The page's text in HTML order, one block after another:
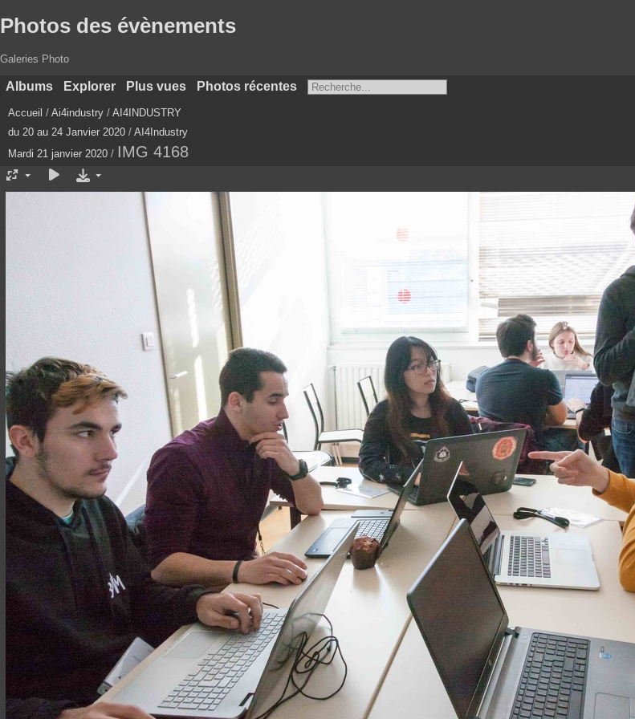
Photos des évènements
Galeries Photo
Albums Explorer Plus vues Photos récentes
Accueil / Ai4industry / AI4INDUSTRY
du 20 au 24 Janvier 2020 / AI4Industry
Mardi 21 janvier 2020 / IMG 4168